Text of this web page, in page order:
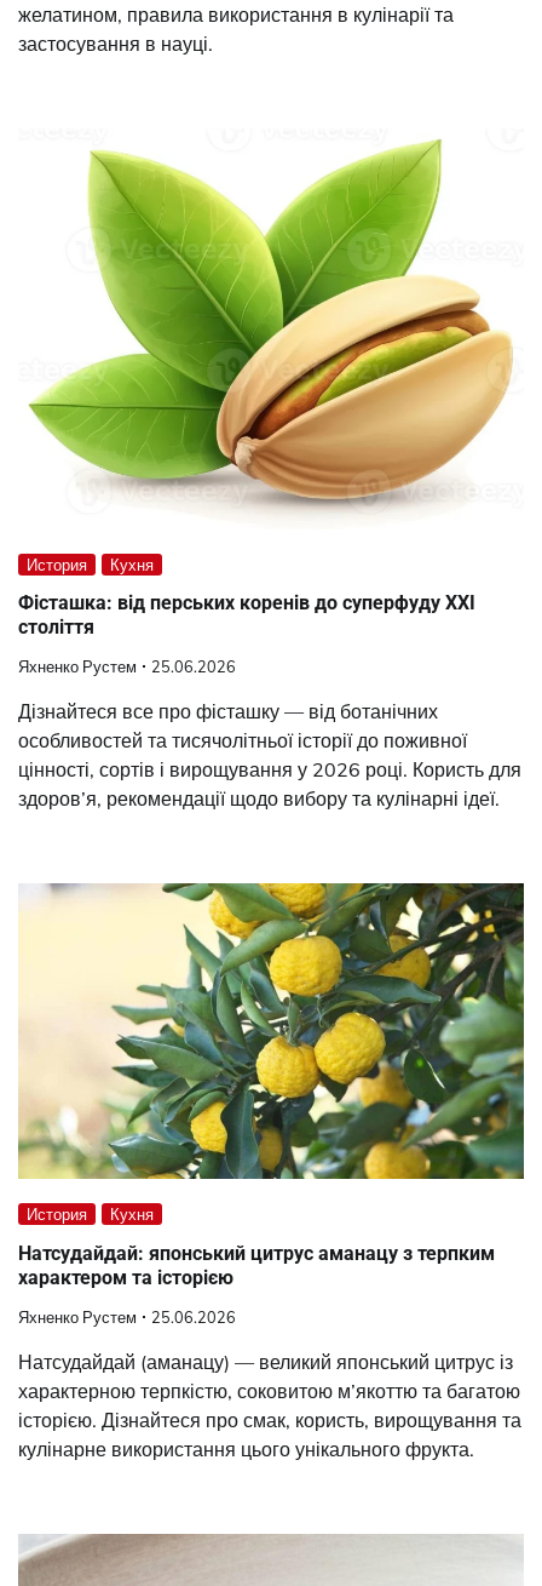
желатином, правила використання в кулінарії та
застосування в науці.
История Кухня
Фісташка: від перських коренів до суперфуду XXI
століття
Яхненко Рустем 25.06.2026
Дізнайтеся все про фісташку — від ботанічних
особливостей та тисячолітньої історії до поживної
цінності, сортів і вирощування у 2026 році. Користь для
здоров’я, рекомендації щодо вибору та кулінарні ідеї.
История Кухня
Натсудайдай: японський цитрус аманацу з терпким
характером та історією
Яхненко Рустем 25.06.2026
Натсудайдай (аманацу) — великий японський цитрус із
характерною терпкістю, соковитою м’якоттю та багатою
історією. Дізнайтеся про смак, користь, вирощування та
кулінарне використання цього унікального фрукта.